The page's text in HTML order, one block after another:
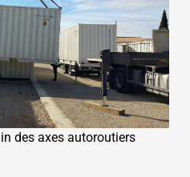
des axes autoroutiers